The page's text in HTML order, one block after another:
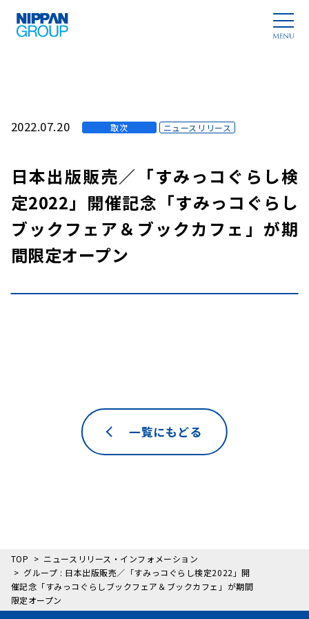
2022.07.20 取次 ニュースリリース
日本出版販売／「すみっコぐらし検
定2022」開催記念「すみっコぐらし
ブックフェア＆ブックカフェ」が期
間限定オープン
一覧にもどる
TOP
ニュースリリース・インフォメーション
グループ : 日本出版販売／「すみっコぐらし検定2022」開
催記念「すみっコぐらしブックフェア＆ブックカフェ」が期間
限定オープン